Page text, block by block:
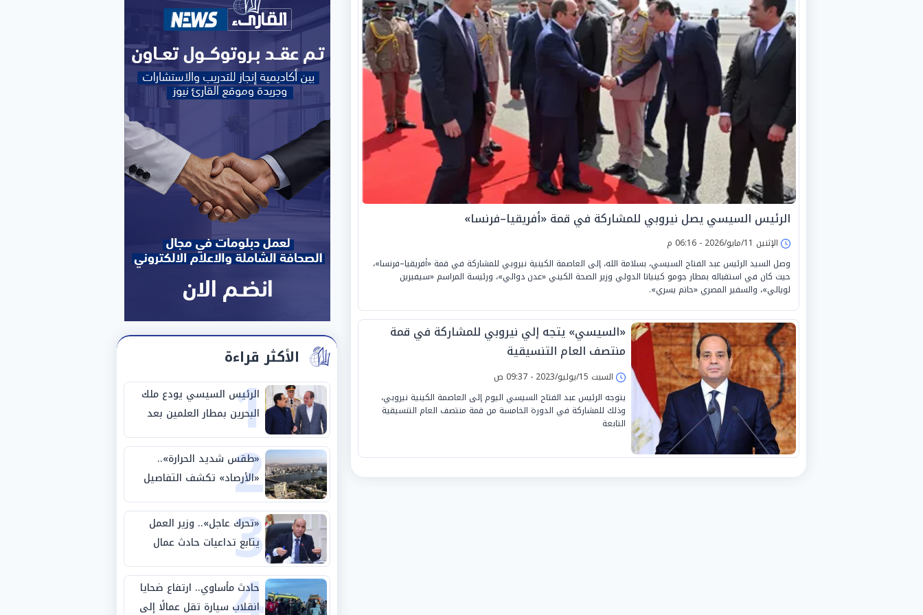
الرئيس السيسي يصل نيروبي للمشاركة في قمة «أفريقيا–فرنسا»
الإثنين 11/مايو/2026 - 06:16 م
وصل السيد الرئيس عبد الفتاح السيسي، بسلامة الله، إلى العاصمة الكينية نيروبي للمشاركة في قمة «أفريقيا–فرنسا»،
حيث كان في استقباله بمطار جومو كينياتا الدولي وزير الصحة الكيني «عدن دوالي»، ورئيسة المراسم «سيفيرين
لويالي»، والسفير المصري «حاتم يسري».
«السيسي» يتجه إلي نيروبي للمشاركة في قمة
منتصف العام التنسيقية
السبت 15/يوليو/2023 - 09:37 ص
يتوجه الرئيس عبد الفتاح السيسي اليوم إلى العاصمة الكينية نيروبي،
وذلك للمشاركة في الدورة الخامسة من قمة منتصف العام التنسيقية
التابعة
الأكثر قراءة
1
الرئيس السيسي يودع ملك
البحرين بمطار العلمين بعد
انتهاء زيارته لمصر
2
«طقس شديد الحرارة»..
«الأرصاد» تكشف التفاصيل
والظواهر الجوية اليوم
الجمعة
3
«تحرك عاجل».. وزير العمل
يتابع تداعيات حادث عمال
طريق بني سويف الصحراوي
حادث مأساوي.. ارتفاع ضحايا
انقلاب سيارة تقل عمالًا إلى